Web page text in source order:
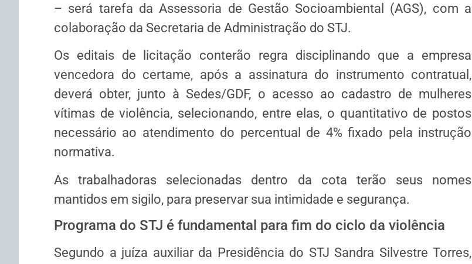
– será tarefa da Assessoria de Gestão Socioambiental (AGS), com a
colaboração da Secretaria de Administração do STJ.
Os editais de licitação conterão regra disciplinando que a empresa
vencedora do certame, após a assinatura do instrumento contratual,
deverá obter, junto à Sedes/GDF, o acesso ao cadastro de mulheres
vítimas de violência, selecionando, entre elas, o quantitativo de postos
necessário ao atendimento do percentual de 4% fixado pela instrução
normativa.
As trabalhadoras selecionadas dentro da cota terão seus nomes
mantidos em sigilo, para preservar sua intimidade e segurança.
Programa do STJ é fundamental para fim do ciclo da violência
Segundo a juíza auxiliar da Presidência do STJ Sandra Silvestre Torres,